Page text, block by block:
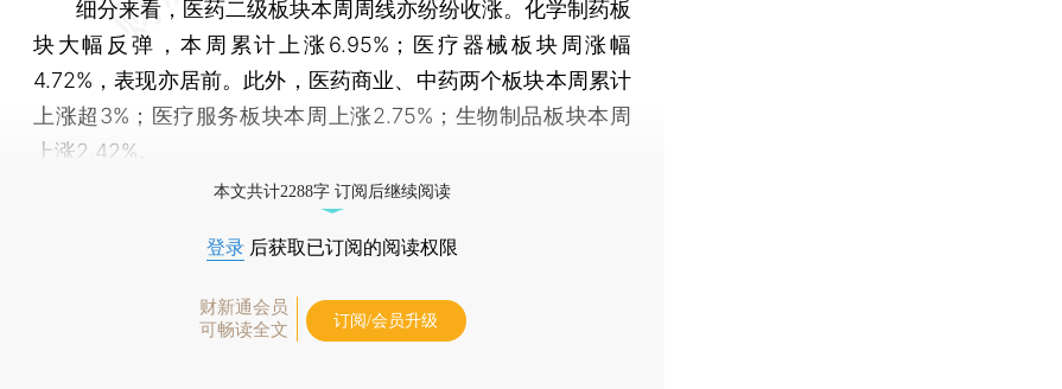
细分来看，医药二级板块本周周线亦纷纷收涨。化学制药板
块大幅反弹，本周累计上涨6.95%；医疗器械板块周涨幅
4.72%，表现亦居前。此外，医药商业、中药两个板块本周累计
上涨超3%；医疗服务板块本周上涨2.75%；生物制品板块本周
上涨2.42%。
本文共计2288字 订阅后继续阅读
登录 后获取已订阅的阅读权限
财新通会员
可畅读全文
订阅/会员升级